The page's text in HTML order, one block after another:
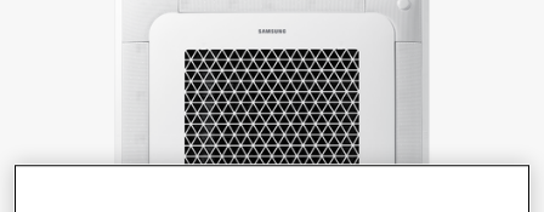
Bestsellerowe produkty
Nasze rozwiązania
ROZWIĄZANIA DLA TWOJEGO DOMU
Odkryj